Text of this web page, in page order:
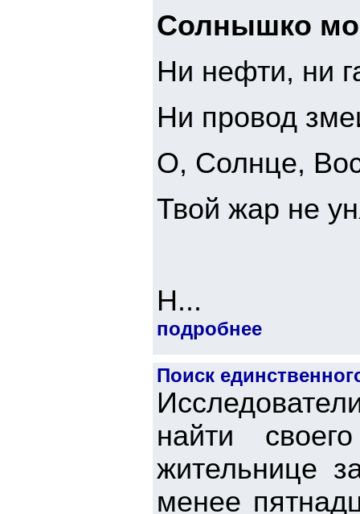
Солнышко
Ни нефти, ни
Ни провод
О, Солнце,
Твой жар не
Н...
подробнее
Поиск
найти
жительнице
менее